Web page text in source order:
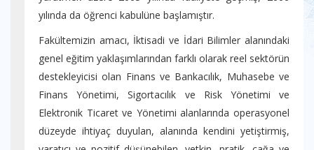
yılında da öğrenci kabulüne başlamıştır.
Fakültemizin amacı, İktisadi ve İdari Bilimler alanındaki
genel eğitim yaklaşımlarından farklı olarak reel sektörün
destekleyicisi olan Finans ve Bankacılık, Muhasebe ve
Finans Yönetimi, Sigortacılık ve Risk Yönetimi ve
Elektronik Ticaret ve Yönetimi alanlarında operasyonel
düzeyde ihtiyaç duyulan, alanında kendini yetiştirmiş,